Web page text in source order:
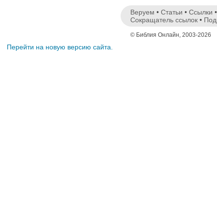
Веруем • Статьи • Ссылки
Сокращатель ссылок •
© Библия Онлайн, 2003-2026
Перейти на новую версию сайта.